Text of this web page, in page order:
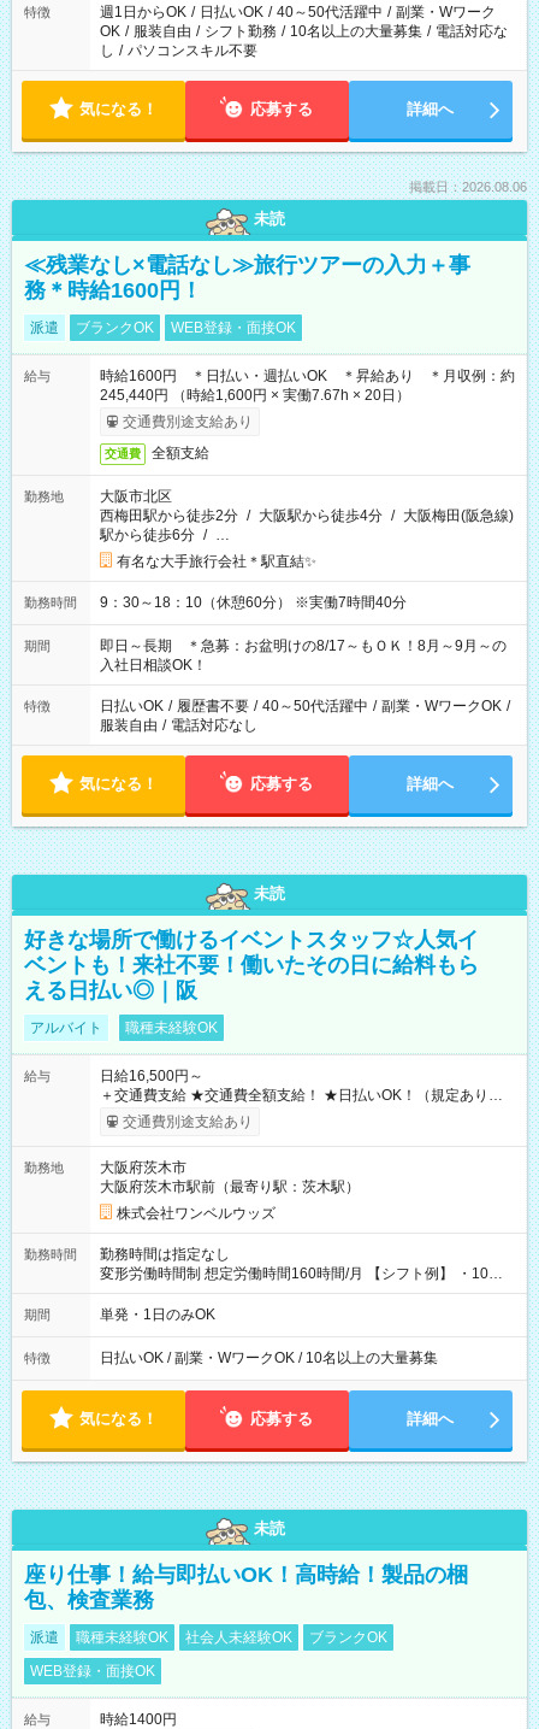
特徴 週1日からOK / 日払いOK / 40～50代活躍中 / 副業・Wワーク
OK / 服装自由 / シフト勤務 / 10名以上の大量募集 / 電話対応な
し / パソコンスキル不要
気になる！ 応募する 詳細へ
掲載日：2026.08.06
未読
≪残業なし×電話なし≫旅行ツアーの入力＋事
務＊時給1600円！
派遣 ブランクOK WEB登録・面接OK
給与
時給1600円 ＊日払い・週払いOK ＊昇給あり ＊月収例：約
245,440円 （時給1,600円 × 実働7.67h × 20日）
交通費別途支給あり
交通費 全額支給
勤務地
大阪市北区
西梅田駅から徒歩2分 / 大阪駅から徒歩4分 / 大阪梅田(阪急線)
駅から徒歩6分 / …
有名な大手旅行会社＊駅直結✨
勤務時間 9：30～18：10（休憩60分） ※実働7時間40分
期間
即日～長期 ＊急募：お盆明けの8/17～もＯＫ！8月～9月～の
入社日相談OK！
特徴 日払いOK / 履歴書不要 / 40～50代活躍中 / 副業・WワークOK /
服装自由 / 電話対応なし
気になる！ 応募する 詳細へ
未読
好きな場所で働けるイベントスタッフ☆人気イ
ベントも！来社不要！働いたその日に給料もら
える日払い◎｜阪
アルバイト 職種未経験OK
給与
日給16,500円～
＋交通費支給 ★交通費全額支給！ ★日払いOK！（規定あり） ┗
働いたその日に現金GET♪ お仕事後はコンビニATMから 日払
交通費別途支給あり
勤務地
大阪府茨木市
大阪府茨木市駅前（最寄り駅：茨木駅）
株式会社ワンベルウッズ
勤務時間
勤務時間は指定なし
変形労働時間制 想定労働時間160時間/月 【シフト例】 ・10：
00～20：00
期間 単発・1日のみOK
特徴 日払いOK / 副業・WワークOK / 10名以上の大量募集
気になる！ 応募する 詳細へ
未読
座り仕事！給与即払いOK！高時給！製品の梱
包、検査業務
派遣 職種未経験OK 社会人未経験OK
ブランクOK
WEB登録・面接OK
給与
時給1400円